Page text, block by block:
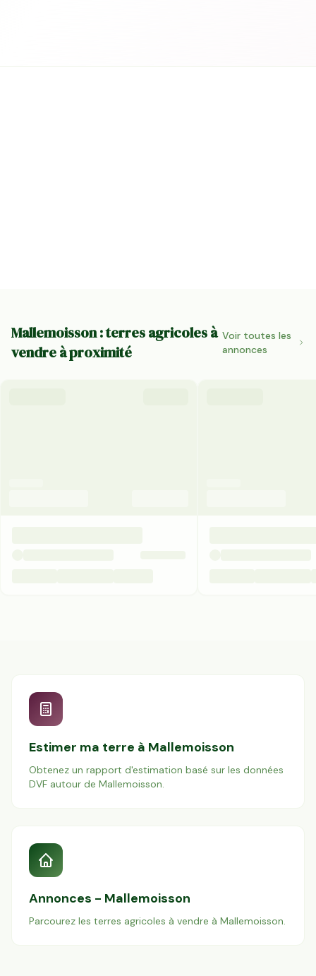
Mallemoisson : terres agricoles à
vendre à proximité
Voir toutes les
annonces
Estimer ma terre à Mallemoisson
Obtenez un rapport d'estimation basé sur les données
DVF autour de Mallemoisson.
Annonces - Mallemoisson
Parcourez les terres agricoles à vendre à Mallemoisson.